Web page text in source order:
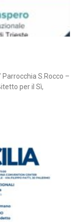
Parrocchia S.Rocco –
per il Sì,